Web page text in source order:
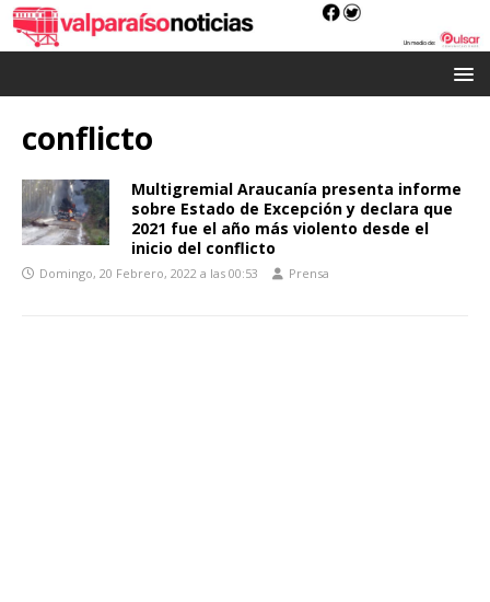
conflicto
Multigremial Araucanía presenta informe
sobre Estado de Excepción y declara que
2021 fue el año más violento desde el
inicio del conflicto
Domingo, 20 Febrero, 2022 a las 00:53 Prensa